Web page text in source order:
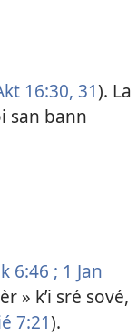
16:30, 31). La
san bann
6:46 ; 1 Jan
» k’i sré sové,
7:21).